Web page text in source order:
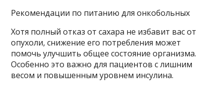
Рекомендации по питанию для онкобольных
Хотя полный отказ от сахара не избавит вас от
опухоли, снижение его потребления может
помочь улучшить общее состояние организма.
Особенно это важно для пациентов с лишним
весом и повышенным уровнем инсулина.